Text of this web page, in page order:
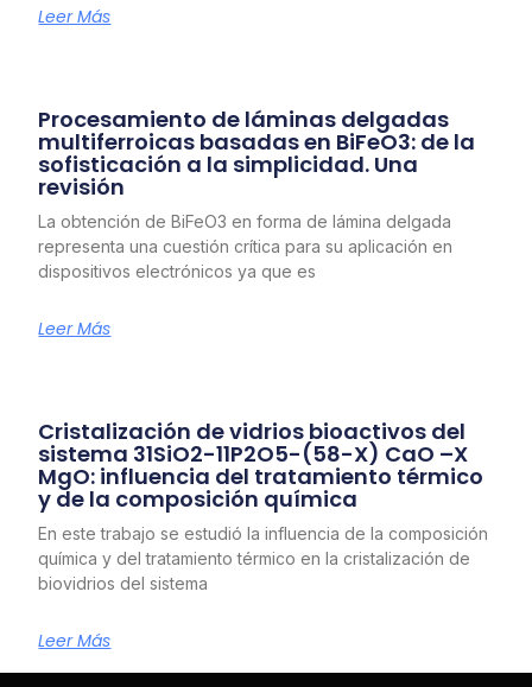
Leer Más
Procesamiento de láminas delgadas
multiferroicas basadas en BiFeO3: de la
sofisticación a la simplicidad. Una
revisión
La obtención de BiFeO3 en forma de lámina delgada
representa una cuestión crítica para su aplicación en
dispositivos electrónicos ya que es
Leer Más
Cristalización de vidrios bioactivos del
sistema 31SiO2-11P2O5-(58-X) CaO –X
MgO: influencia del tratamiento térmico
y de la composición química
En este trabajo se estudió la influencia de la composición
química y del tratamiento térmico en la cristalización de
biovidrios del sistema
Leer Más